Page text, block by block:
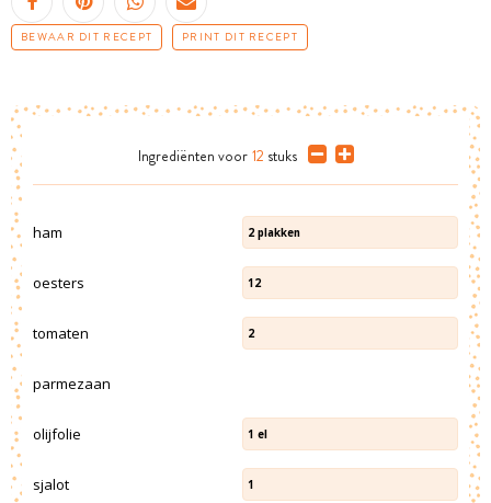
BEWAAR DIT RECEPT PRINT DIT RECEPT
Ingrediënten voor 12 stuks
ham 2 plakken
oesters 12
tomaten 2
parmezaan
olijfolie 1 el
sjalot 1